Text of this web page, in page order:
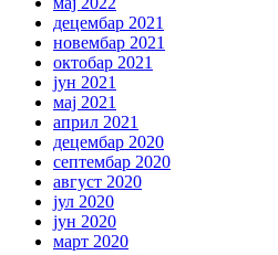
децембар 2021
новембар 2021
октобар 2021
јун 2021
мај 2021
април 2021
децембар 2020
септембар 2020
август 2020
јул 2020
јун 2020
март 2020